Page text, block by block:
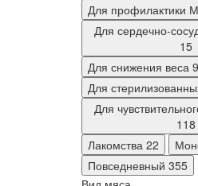
Для профилактики
Для сердечно-
15
Для снижения веса 9
Для
Для
118
Лакомства 22
Повседневный 355